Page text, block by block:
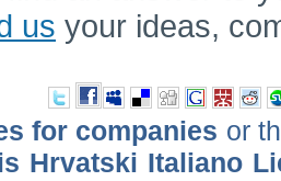
us your ideas,
for companies or
Hrvatski Italiano